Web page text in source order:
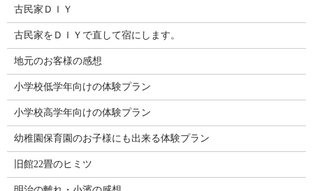
古民家ＤＩＹ
古民家をＤＩＹで直して宿にします。
地元のお客様の感想
小学校低学年向けの体験プラン
小学校高学年向けの体験プラン
幼稚園保育園のお子様にも出来る体験プラン
旧館22畳のヒミツ